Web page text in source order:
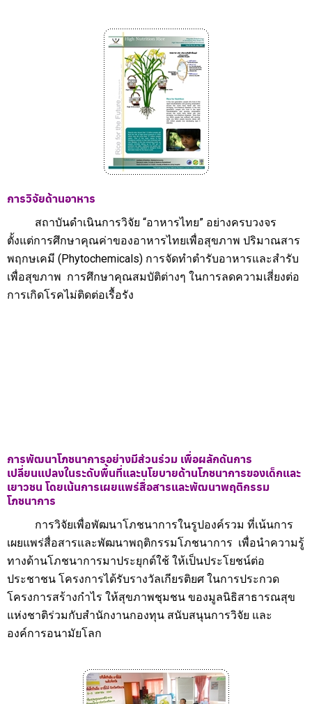
การวิจัยด้านอาหาร
สถาบันดำเนินการวิจัย “อาหารไทย” อย่างครบวงจร
ตั้งแต่การศึกษาคุณค่าของอาหารไทยเพื่อสุขภาพ ปริมาณสาร
พฤกษเคมี (Phytochemicals) การจัดทำตำรับอาหารและสำรับ
เพื่อสุขภาพ การศึกษาคุณสมบัติต่างๆ ในการลดความเสี่ยงต่อ
การเกิดโรคไม่ติดต่อเรื้อรัง
การพัฒนาโภชนาการอย่างมีส่วนร่วม เพื่อผลักดันการ
เปลี่ยนแปลงในระดับพื้นที่และนโยบายด้านโภชนาการของเด็กและ
เยาวชน โดยเน้นการเผยแพร่สื่อสารและพัฒนาพฤติกรรม
โภชนาการ
การวิจัยเพื่อพัฒนาโภชนาการในรูปองค์รวม ที่เน้นการ
เผยแพร่สื่อสารและพัฒนาพฤติกรรมโภชนาการ เพื่อนำความรู้
ทางด้านโภชนาการมาประยุกต์ใช้ ให้เป็นประโยชน์ต่อ
ประชาชน โครงการได้รับรางวัลเกียรติยศ ในการประกวด
โครงการสร้างกำไร ให้สุขภาพชุมชน ของมูลนิธิสาธารณสุข
แห่งชาติร่วมกับสำนักงานกองทุน สนับสนุนการวิจัย และ
องค์การอนามัยโลก